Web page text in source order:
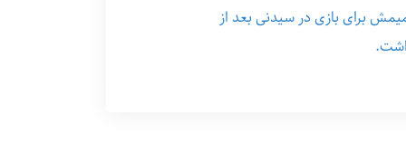
برای بازی در سیدنی بعد از